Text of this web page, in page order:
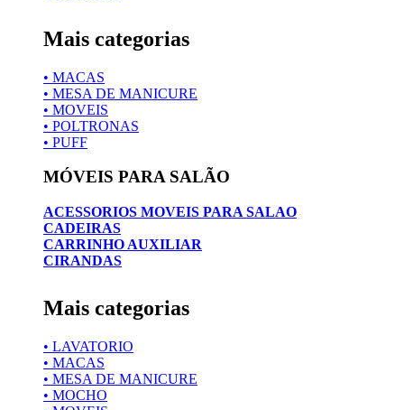
Mais categorias
• MACAS
• MESA DE MANICURE
• MOVEIS
• POLTRONAS
• PUFF
MÓVEIS PARA SALÃO
ACESSORIOS MOVEIS PARA SALAO
CADEIRAS
CARRINHO AUXILIAR
CIRANDAS
Mais categorias
• LAVATORIO
• MACAS
• MESA DE MANICURE
• MOCHO